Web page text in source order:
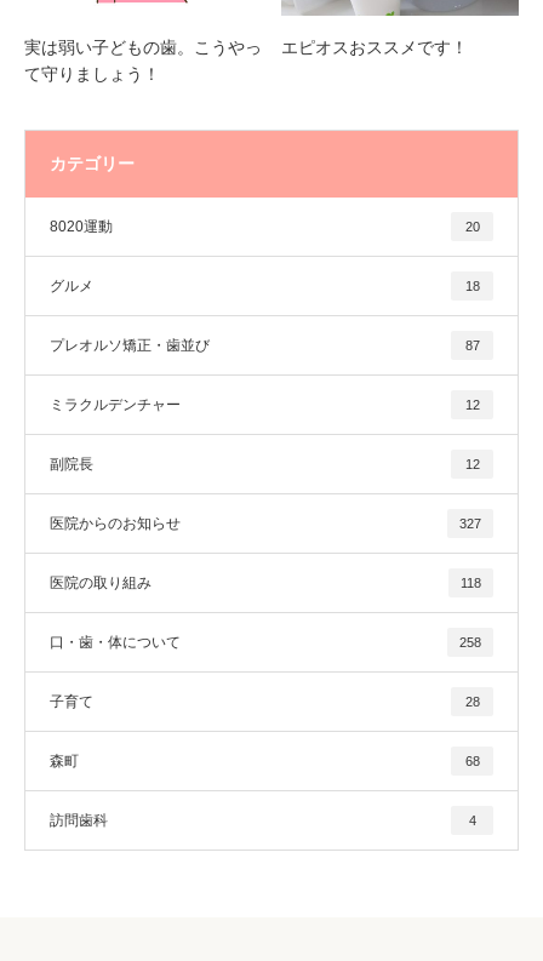
実は弱い子どもの歯。こうやっ
て守りましょう！
エピオスおススメです！
カテゴリー
8020運動 20
グルメ 18
プレオルソ矯正・歯並び 87
ミラクルデンチャー 12
副院長 12
医院からのお知らせ 327
医院の取り組み 118
口・歯・体について 258
子育て 28
森町 68
訪問歯科 4